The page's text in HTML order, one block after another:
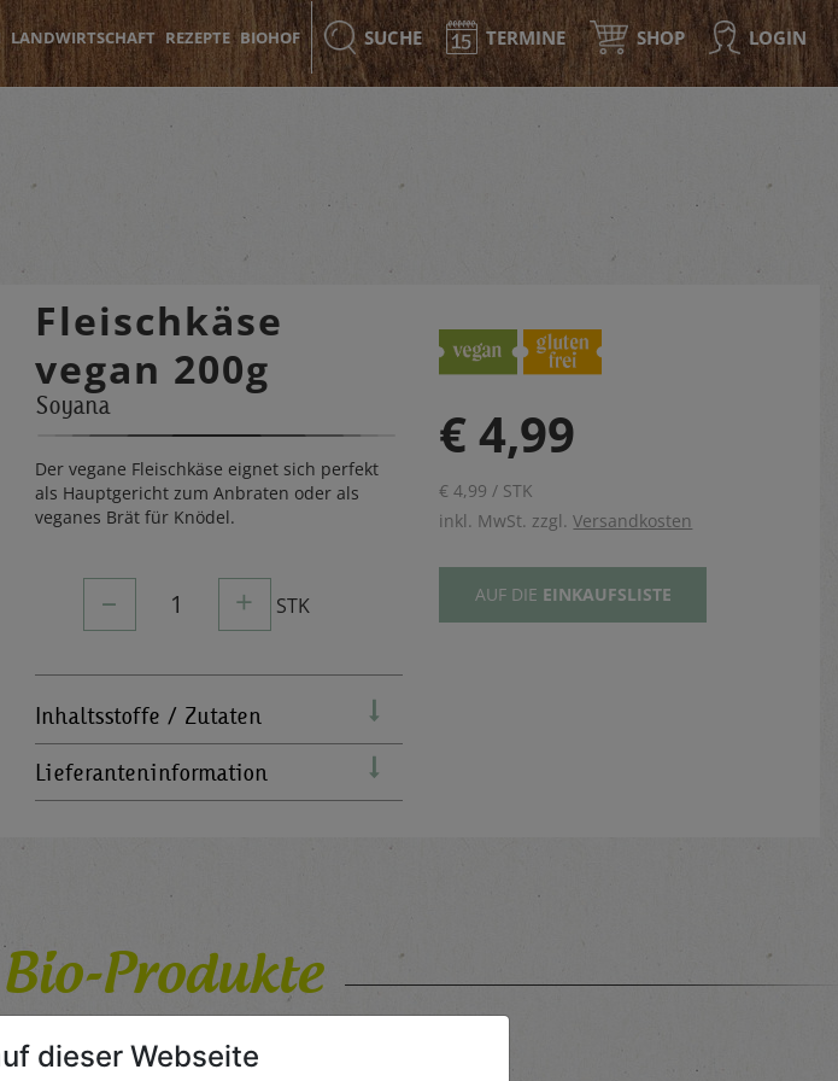
LANDWIRTSCHAFT REZEPTE BIOHOF SUCHE TERMINE SHOP LOGIN
Fleischkäse
vegan 200g
Soyana
Der vegane Fleischkäse eignet sich perfekt
als Hauptgericht zum Anbraten oder als
veganes Brät für Knödel.
– 1 + STK
Inhaltsstoffe / Zutaten
Lieferanteninformation
€ 4,99
€ 4,99 / STK
inkl. MwSt. zzgl.Versandkosten
AUF DIE EINKAUFSLISTE
Bio-Produkte
dieser Webseite